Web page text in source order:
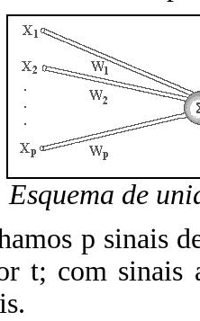
Esquema de
p sinais
t; com sinais